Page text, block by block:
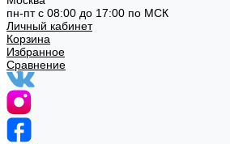
пн-пт с 08:00 до 17:00 по МСК
Личный кабинет
Корзина
Избранное
Сравнение